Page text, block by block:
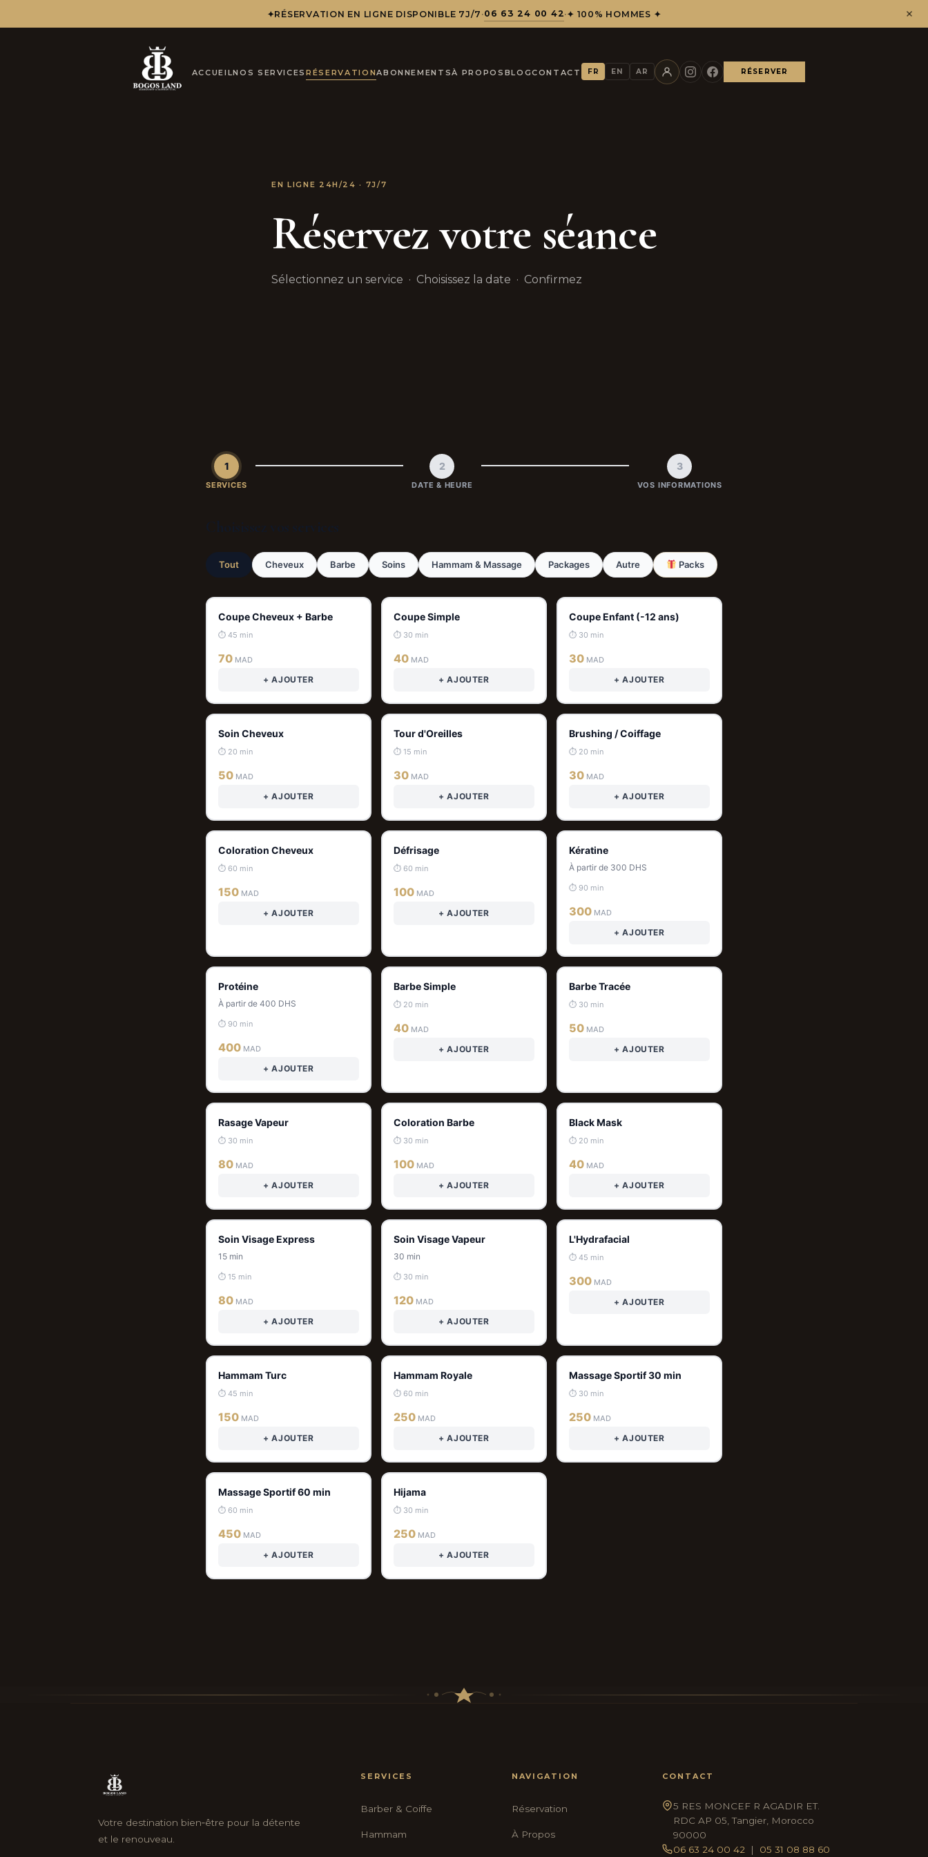
✦RÉSERVATION EN LIGNE DISPONIBLE 7J/7 ·06 63 24 00 42·✦ 100% HOMMES ✦
ACCUEILNOS SERVICESRÉSERVATIONABONNEMENTSÀ PROPOS BLOGCONTACT FR EN AR RÉSERVER
EN LIGNE 24H/24 · 7J/7
Réservez votre séance
Sélectionnez un service · Choisissez la date · Confirmez
1
SERVICES
2
DATE & HEURE
3
VOS INFORMATIONS
Tout Cheveux Barbe Soins Hammam & Massage Packages Autre Packs
Coupe Cheveux + Barbe
⏱ 45 min
70 MAD
+ AJOUTER
Coupe Simple
⏱ 30 min
40 MAD
+ AJOUTER
Coupe Enfant (-12 ans)
⏱ 30 min
30 MAD
+ AJOUTER
Soin Cheveux
⏱ 20 min
50 MAD
+ AJOUTER
Tour d'Oreilles
⏱ 15 min
30 MAD
+ AJOUTER
Brushing / Coiffage
⏱ 20 min
30 MAD
+ AJOUTER
Coloration Cheveux
⏱ 60 min
150 MAD
+ AJOUTER
Défrisage
⏱ 60 min
100 MAD
+ AJOUTER
Kératine
À partir de 300 DHS
⏱ 90 min
300 MAD
+ AJOUTER
Protéine
À partir de 400 DHS
⏱ 90 min
400 MAD
+ AJOUTER
Barbe Simple
⏱ 20 min
40 MAD
+ AJOUTER
Barbe Tracée
⏱ 30 min
50 MAD
+ AJOUTER
Rasage Vapeur
⏱ 30 min
80 MAD
+ AJOUTER
Coloration Barbe
⏱ 30 min
100 MAD
+ AJOUTER
Black Mask
⏱ 20 min
40 MAD
+ AJOUTER
Soin Visage Express
15 min
⏱ 15 min
80 MAD
+ AJOUTER
Soin Visage Vapeur
30 min
⏱ 30 min
120 MAD
+ AJOUTER
L'Hydrafacial
⏱ 45 min
300 MAD
+ AJOUTER
Hammam Turc
⏱ 45 min
150 MAD
+ AJOUTER
Hammam Royale
⏱ 60 min
250 MAD
+ AJOUTER
Massage Sportif 30 min
⏱ 30 min
250 MAD
+ AJOUTER
Massage Sportif 60 min
⏱ 60 min
450 MAD
+ AJOUTER
Hijama
⏱ 30 min
250 MAD
+ AJOUTER
Votre destination bien‑être pour la détente
et le renouveau.
SERVICES
Barber & Coiffe
Hammam
NAVIGATION
Réservation
À Propos
CONTACT
5 RES MONCEF R AGADIR ET.
RDC AP 05, Tangier, Morocco
90000
06 63 24 00 42 | 05 31 08 88 60